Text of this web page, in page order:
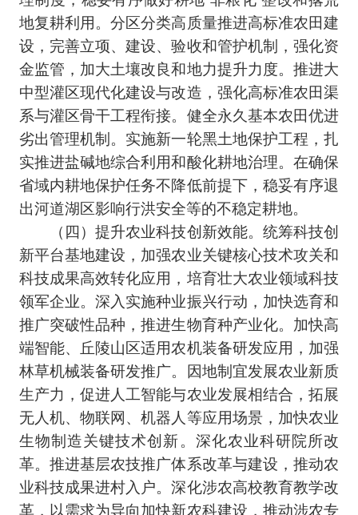
地复耕利用。分区分类高质量推进高标准农田建
设，完善立项、建设、验收和管护机制，强化资
金监管，加大土壤改良和地力提升力度。推进大
中型灌区现代化建设与改造，强化高标准农田渠
系与灌区骨干工程衔接。健全永久基本农田优进
劣出管理机制。实施新一轮黑土地保护工程，扎
实推进盐碱地综合利用和酸化耕地治理。在确保
省域内耕地保护任务不降低前提下，稳妥有序退
出河道湖区影响行洪安全等的不稳定耕地。
（四）提升农业科技创新效能。统筹科技创
新平台基地建设，加强农业关键核心技术攻关和
科技成果高效转化应用，培育壮大农业领域科技
领军企业。深入实施种业振兴行动，加快选育和
推广突破性品种，推进生物育种产业化。加快高
端智能、丘陵山区适用农机装备研发应用，加强
林草机械装备研发推广。因地制宜发展农业新质
生产力，促进人工智能与农业发展相结合，拓展
无人机、物联网、机器人等应用场景，加快农业
生物制造关键技术创新。深化农业科研院所改
革。推进基层农技推广体系改革与建设，推动农
业科技成果进村入户。深化涉农高校教育教学改
革，以需求为导向加快新农科建设，推动涉农专